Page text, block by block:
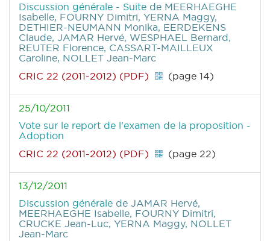
Discussion générale - Suite de MEERHAEGHE
Isabelle, FOURNY Dimitri, YERNA Maggy,
DETHIER-NEUMANN Monika, EERDEKENS
Claude, JAMAR Hervé, WESPHAEL Bernard,
REUTER Florence, CASSART-MAILLEUX
Caroline, NOLLET Jean-Marc
CRIC 22 (2011-2012) (PDF)
(page 14)
25/10/2011
Vote sur le report de l'examen de la proposition -
Adoption
CRIC 22 (2011-2012) (PDF)
(page 22)
13/12/2011
Discussion générale de JAMAR Hervé,
MEERHAEGHE Isabelle, FOURNY Dimitri,
CRUCKE Jean-Luc, YERNA Maggy, NOLLET
Jean-Marc